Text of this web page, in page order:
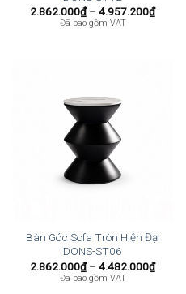
2.862.000₫ – 4.957.200₫Khoảng
giá:
Đã bao gồm VAT
Bàn Góc Sofa Tròn Hiện Đại
DONS-ST06
2.862.000₫ – 4.482.000₫Khoảng
giá:
Đã bao gồm VAT